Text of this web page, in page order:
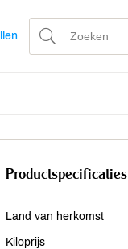
Productspecificaties
Land van herkomst
Kiloprijs